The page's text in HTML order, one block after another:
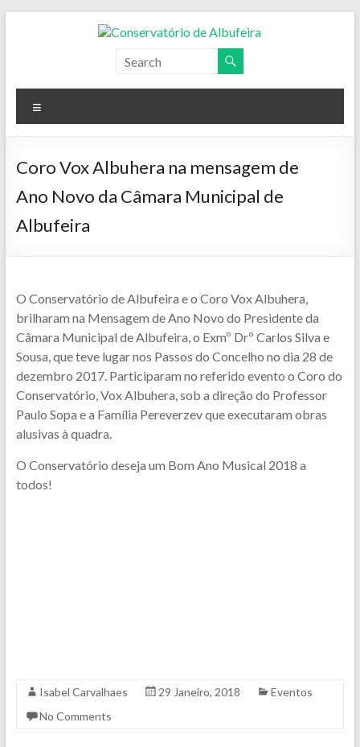
Conservatório
de
Albufeira
Coro Vox Albuhera na mensagem de
Ano Novo da Câmara Municipal de
Albufeira
O Conservatório de Albufeira e o Coro Vox Albuhera,
brilharam na Mensagem de Ano Novo do Presidente da
Câmara Municipal de Albufeira, o Exmº Drº Carlos Silva e
Sousa, que teve lugar nos Passos do Concelho no dia 28 de
dezembro 2017. Participaram no referido evento o Coro do
Conservatório, Vox Albuhera, sob a direção do Professor
Paulo Sopa e a Família Pereverzev que executaram obras
alusivas à quadra.
O Conservatório deseja um Bom Ano Musical 2018 a
todos!
Isabel Carvalhaes 29 Janeiro, 2018
Eventos
No Comments